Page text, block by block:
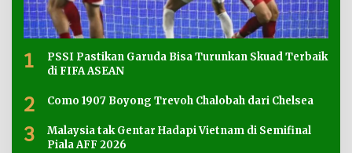
1
PSSI Pastikan Garuda Bisa Turunkan Skuad Terbaik
di FIFA ASEAN
2 Como 1907 Boyong Trevoh Chalobah dari Chelsea
3
Malaysia tak Gentar Hadapi Vietnam di Semifinal
Piala AFF 2026